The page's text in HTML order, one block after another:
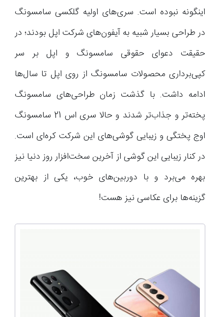
اینگونه نبوده است. سری‌های اولیه گلکسی سامسونگ
در طراحی بسیار شبیه به آیفون‌های شرکت اپل بودند؛ در
حقیقت دعوای حقوقی سامسونگ و اپل بر سر
کپی‌برداری محصولات سامسونگ از روی اپل تا سال‌ها
ادامه داشت. با گذشت زمان طراحی‌های سامسونگ
پخته‌تر و جذاب‌تر شدند و حالا سری اس 21 سامسونگ
اوج پختگی و زیبایی گوشی‌های این شرکت کره‌ای است.
در کنار زیبایی این گوشی از آخرین سخت‌افزار روز دنیا نیز
بهره می‌برد و با دوربین‌های خوب، یکی از بهترین
گزینه‌ها برای عکاسی نیز هست!